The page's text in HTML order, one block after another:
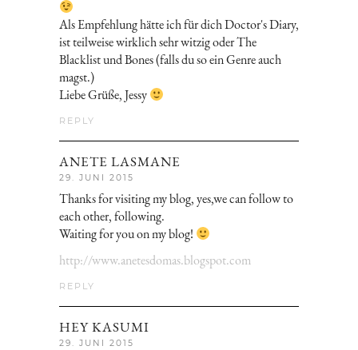
Als Empfehlung hätte ich für dich Doctor's Diary,
ist teilweise wirklich sehr witzig oder The
Blacklist und Bones (falls du so ein Genre auch
magst.)
Liebe Grüße, Jessy
REPLY
ANETE LASMANE
29. JUNI 2015
Thanks for visiting my blog, yes,we can follow to
each other, following.
Waiting for you on my blog!
http://www.anetesdomas.blogspot.com
REPLY
HEY KASUMI
29. JUNI 2015